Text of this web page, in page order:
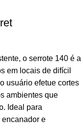
o serrote 140 é a
em locais de difícil
usuário efetue cortes
ambientes que
Ideal para
e